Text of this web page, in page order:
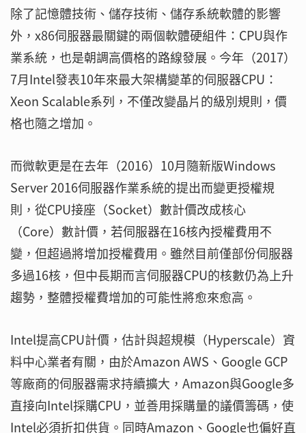
除了記憶體技術、儲存技術、儲存系統軟體的影響
外，x86伺服器最關鍵的兩個軟體硬組件：CPU與作
業系統，也是朝調高價格的路線發展。今年（2017）
7月Intel發表10年來最大架構變革的伺服器CPU：
Xeon Scalable系列，不僅改變晶片的級別規則，價
格也隨之增加。
而微軟更是在去年（2016）10月隨新版Windows
Server 2016伺服器作業系統的提出而變更授權規
則，從CPU接座（Socket）數計價改成核心
（Core）數計價，若伺服器在16核內授權費用不
變，但超過將增加授權費用。雖然目前僅部份伺服器
多過16核，但中長期而言伺服器CPU的核數仍為上升
趨勢，整體授權費增加的可能性將愈來愈高。
Intel提高CPU計價，估計與超規模（Hyperscale）資
料中心業者有關，由於Amazon AWS、Google GCP
等廠商的伺服器需求持續擴大，Amazon與Google多
直接向Intel採購CPU，並善用採購量的議價籌碼，使
Intel必須折扣供貨。同時Amazon、Google也偏好直